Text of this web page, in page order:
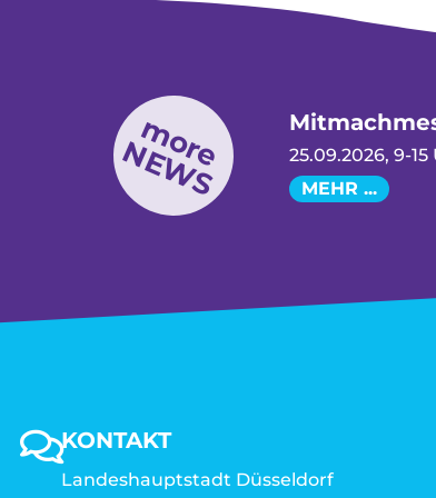
more
NEWS
25.09.2026, 9-
MEHR ...
KONTAKT
Landeshauptstadt Düsseldorf